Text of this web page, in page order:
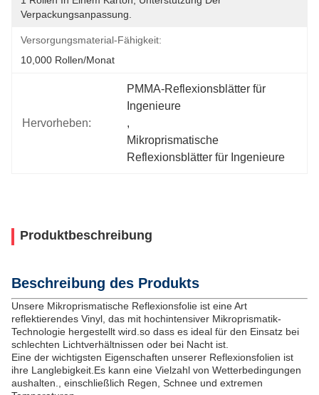
Verpackungsanpassung.
Versorgungsmaterial-Fähigkeit:
10,000 Rollen/Monat
Hervorheben:
PMMA-Reflexionsblätter für
Ingenieure
,
Mikroprismatische
Reflexionsblätter für Ingenieure
Produktbeschreibung
Beschreibung des Produkts
Unsere Mikroprismatische Reflexionsfolie ist eine Art
reflektierendes Vinyl, das mit hochintensiver Mikroprismatik-
Technologie hergestellt wird.so dass es ideal für den Einsatz bei
schlechten Lichtverhältnissen oder bei Nacht ist.
Eine der wichtigsten Eigenschaften unserer Reflexionsfolien ist
ihre Langlebigkeit.Es kann eine Vielzahl von Wetterbedingungen
aushalten., einschließlich Regen, Schnee und extremen